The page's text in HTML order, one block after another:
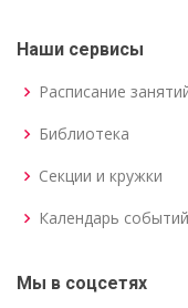
Наши сервисы
Расписание
Библиотека
Секции и кружки
Календарь событий
Мы в соцсетях